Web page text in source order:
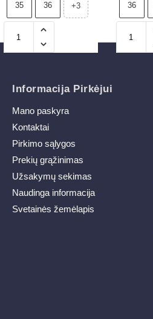
35 36 +3 36
Informacija Pirkėjui
Mano paskyra
Kontaktai
Pirkimo sąlygos
Prekių grąžinimas
Užsakymų sekimas
Naudinga informacija
Svetainės žemėlapis